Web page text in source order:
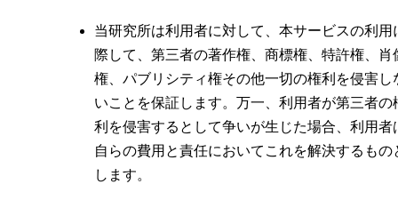
当研究所は利用者に対して、本サービスの利用
際して、第三者の著作権、商標権、特許権、肖
権、パブリシティ権その他一切の権利を侵害し
いことを保証します。万一、利用者が第三者の
利を侵害するとして争いが生じた場合、利用者
自らの費用と責任においてこれを解決するもの
します。